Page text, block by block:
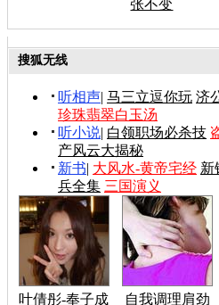
张不变
搜狐无线
听相声| 马三立逗你玩 济
珍珠翡翠白玉汤
听小说| 白领职场必杀技
产风云大揭秘
新书| 大风水-黄帝宅经 新
兵全集 三国演义
叶倩彤-奉子成
自我调理肩劲